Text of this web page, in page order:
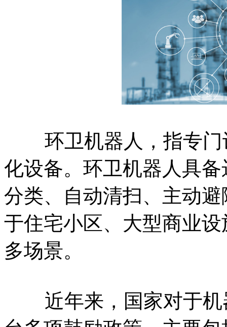
环卫机器人，指专门
化设备。环卫机器人具
分类、自动清扫、主动
于住宅小区、大型商业
多场景。
近年来，国家对于机